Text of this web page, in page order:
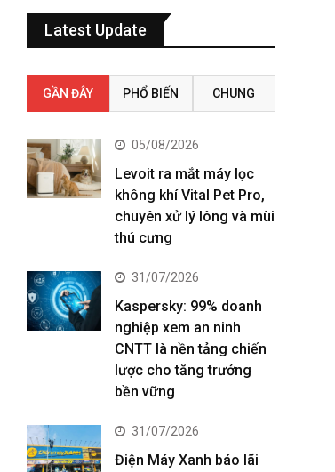
Latest Update
GẦN ĐÂY PHỔ BIẾN CHUNG
05/08/2026
Levoit ra mắt máy lọc
không khí Vital Pet Pro,
chuyên xử lý lông và mùi
thú cưng
31/07/2026
Kaspersky: 99% doanh
nghiệp xem an ninh
CNTT là nền tảng chiến
lược cho tăng trưởng
bền vững
31/07/2026
Điện Máy Xanh báo lãi